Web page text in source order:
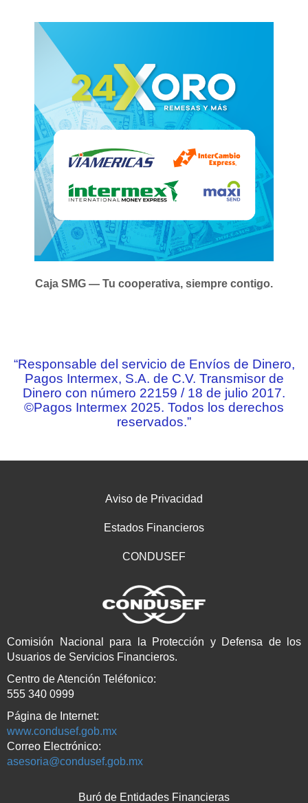
Caja SMG — Tu cooperativa, siempre contigo.
“Responsable del servicio de Envíos de Dinero,
Pagos Intermex, S.A. de C.V. Transmisor de
Dinero con número 22159 / 18 de julio 2017.
©Pagos Intermex 2025. Todos los derechos
reservados.”
Aviso de Privacidad
Estados Financieros
CONDUSEF
Comisión Nacional para la Protección y Defensa de los
Usuarios de Servicios Financieros.
Centro de Atención Teléfonico:
555 340 0999
Página de Internet:
www.condusef.gob.mx
Correo Electrónico:
asesoria@condusef.gob.mx
Buró de Entidades Financieras